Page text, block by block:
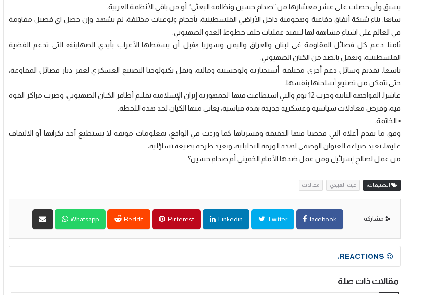
يسبق وأن حصلت على عشر معشارها من ”صدام حسين ونظامه البعثي“ أو من باقي الأنظمة العربية.
سابعا. بناء شبكة أنفاق دفاعية وهجومية داخل الأراضي الفلسطينية، بأحجام ونوعيات مختلفة، لم يشهد وإن حصل اي فصيل مقاومة
في العالم على اشياء مشابهة لها لتنفيذ عمليات خلف خطوط العدو الصهيوني.
ثامنا. دعم كل فصائل المقاومة في لبنان والعراق واليمن وسوريا «قبل أن يسقطها الأعراب بأيدي الصهاينة» التي تدعم القضية
الفلسطينية، وتعمل بالضد من الكيان الصهيوني.
تاسعا. تقديم وسائل دعم أخرى مختلفة، أستخبارية ولوجستية ومالية، ونقل تكنولوجيا التصنيع العسكري لعقر ديار فصائل المقاومة،
حتى تتمكن من تصنيع أسلحتها بنفسها.
عاشرا. المواجهة الثانية وحرب 12 يوم والتي استطاعت فيها الجمهورية إيران الإسلامية تقليم أظافر الكيان الصهيوني، وضرب مراكز القوة
فيه، وفرض معادلات سياسية وعسكرية جديدة بمدة قياسية، يعاني منها الكيان لحد هذه اللحظة.
▪️ الخاتمة.
وفق ما تقدم أعلاه التي فحصنا فيها الحقيقة وفسرناها كما وردت في الواقع، بمعلومات موثقة لا يستطيع أحد نكرانها أو الالتفاف
عليها، نعيد صياغة العنوان الوصفي لهذه الورقة التحليلية، ونعيد طرحة بصيغة تساؤلية،
من عمل لصالح إسرائيل ومن عمل ضدها الأمام الخميني أم صدام حسين؟
التصنيفات: غيث العبيدي مقالات
مشاركة facebook
Twitter
Linkedin
Pinterest
Reddit
Whatsapp
REACTIONS:
مقالات ذات صلة